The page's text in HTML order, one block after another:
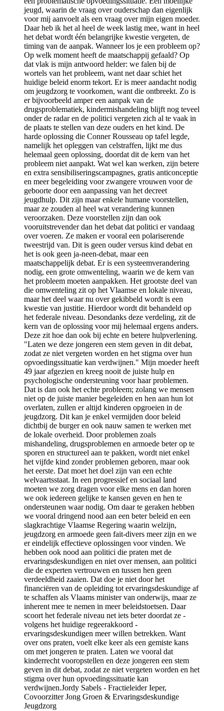
jeugd, waarin de vraag over ouderschap dan eigenlijk
voor mij aanvoelt als een vraag over mijn eigen moeder.
Daar heb ik het al heel de week lastig mee, want in heel
het debat wordt één belangrijke kwestie vergeten, de
timing van de aanpak. Wanneer los je een probleem op?
Op welk moment heeft de maatschappij gefaald? Op
dat vlak is mijn antwoord helder: we falen bij de
wortels van het probleem, want net daar schiet het
huidige beleid enorm tekort. Er is meer aandacht nodig
om jeugdzorg te voorkomen, want die ontbreekt. Zo is
er bijvoorbeeld amper een aanpak van de
drugsproblematiek, kindermishandeling blijft nog teveel
onder de radar en de politici vergeten zich al te vaak in
de plaats te stellen van deze ouders en het kind. De
harde oplossing die Conner Rousseau op tafel legde,
namelijk het opleggen van celstraffen, lijkt me dus
helemaal geen oplossing, doordat dit de kern van het
probleem niet aanpakt. Wat wel kan werken, zijn betere
en extra sensibiliseringscampagnes, gratis anticonceptie
en meer begeleiding voor zwangere vrouwen voor de
geboorte door een aanpassing van het decreet
jeugdhulp. Dit zijn maar enkele humane voorstellen,
maar ze zouden al heel wat verandering kunnen
veroorzaken. Deze voorstellen zijn dan ook
vooruitstrevender dan het debat dat politici er vandaag
over voeren. Ze maken er vooral een polariserende
tweestrijd van. Dit is geen ouder versus kind debat en
het is ook geen ja-neen-debat, maar een
maatschappelijk debat. Er is een systeemverandering
nodig, een grote omwenteling, waarin we de kern van
het probleem moeten aanpakken. Het grootste deel van
die omwenteling zit op het Vlaamse en lokale niveau,
maar het deel waar nu over gekibbeld wordt is een
kwestie van justitie. Hierdoor wordt dit behandeld op
het federale niveau. Desondanks deze verdeling, zit de
kern van de oplossing voor mij helemaal ergens anders.
Deze zit hoe dan ook bij echte en betere hulpverlening.
"Laten we deze jongeren een stem geven in dit debat,
zodat ze niet vergeten worden en het stigma over hun
opvoedingssituatie kan verdwijnen." Mijn moeder heeft
49 jaar afgezien en kreeg nooit de juiste hulp en
psychologische ondersteuning voor haar problemen.
Dat is dan ook het echte probleem; zolang we mensen
niet op de juiste manier begeleiden en hen aan hun lot
overlaten, zullen er altijd kinderen opgroeien in de
jeugdzorg. Dit kan je enkel vermijden door beleid
dichtbij de burger en ook nauw samen te werken met
de lokale overheid. Door problemen zoals
mishandeling, drugsproblemen en armoede beter op te
sporen en structureel aan te pakken, wordt niet enkel
het vijfde kind zonder problemen geboren, maar ook
het eerste. Dat moet het doel zijn van een echte
welvaartsstaat. In een progressief en sociaal land
moeten we zorg dragen voor elke mens en dan horen
we ook iedereen gelijke te kansen geven en hen te
ondersteunen waar nodig. Om daar te geraken hebben
we vooral dringend nood aan een beter beleid en een
slagkrachtige Vlaamse Regering waarin welzijn,
jeugdzorg en armoede geen fait-divers meer zijn en we
er eindelijk effectieve oplossingen voor vinden. We
hebben ook nood aan politici die praten met de
ervaringsdeskundigen en niet over mensen, aan politici
die de experten vertrouwen en tussen hen geen
verdeeldheid zaaien. Dat doe je niet door het
financiëren van de opleiding tot ervaringsdeskundige af
te schaffen als Vlaams minister van onderwijs, maar ze
inherent mee te nemen in meer beleidstoetsen. Daar
scoort het federale niveau net iets beter doordat ze -
volgens het huidige regeerakkoord -
ervaringsdeskundigen meer willen betrekken. Want
over ons praten, voelt elke keer als een gemiste kans
om met jongeren te praten. Laten we vooral dat
kinderrecht vooropstellen en deze jongeren een stem
geven in dit debat, zodat ze niet vergeten worden en het
stigma over hun opvoedingssituatie kan
verdwijnen.Jordy Sabels - Fractieleider Ieper,
Covoorzitter Jong Groen & Ervaringsdeskundige
Jeugdzorg